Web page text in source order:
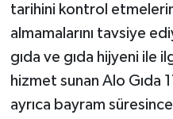
tarihini kontrol
almamalarını tavsiye
gıda ve gıda hijyeni ile
hizmet sunan Alo Gıda
ayrıca bayram